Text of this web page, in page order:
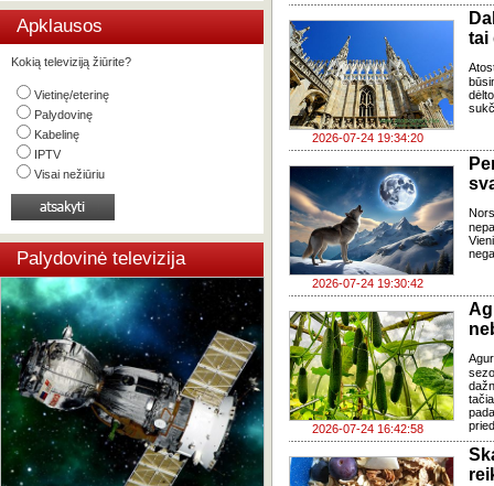
Apklausos
Kokią televiziją žiūrite?
Vietinę/eterinę
Palydovinę
Kabelinę
IPTV
Visai nežiūriu
Palydovinė televizija
2026-07-24 19:34:20
tai
2026-07-24 19:30:42
2026-07-24 16:42:58